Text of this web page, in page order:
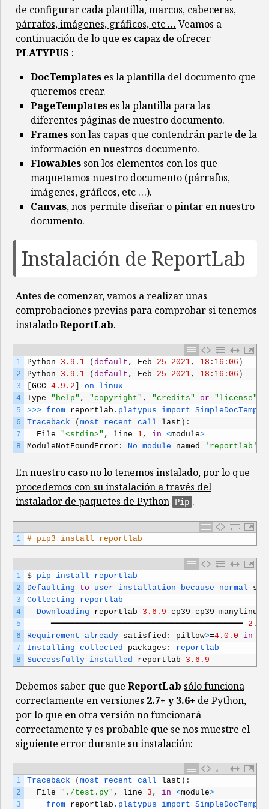
de configurar cada plantilla, marcos, cabeceras,
párrafos, imágenes, gráficos, etc … Veamos a
continuación de lo que es capaz de ofrecer
PLATYPUS :
DocTemplates es la plantilla del documento que
queremos crear.
PageTemplates es la plantilla para las
diferentes páginas de nuestro documento.
Frames son las capas que contendrán parte de la
información en nuestros documento.
Flowables son los elementos con los que
maquetamos nuestro documento (párrafos,
imágenes, gráficos, etc …).
Canvas, nos permite diseñar o pintar en nuestro
documento.
Instalación de ReportLab
Antes de comenzar, vamos a realizar unas
comprobaciones previas para comprobar si tenemos
instaladoReportLab.
1
2
3
4
5
6
7
8
Python 3.9.1 (default , Feb 25 2021, 18 : 16 : 06 )
Python
3.9.1 (default , Feb 25 2021, 18 : 16 : 06 )
[GCC 4.9.2] on linux
Type
"help" , "copyright" , "credits" or "license"
>>> from reportlab . platypus import
Traceback
(most recent call last ) :
File
"<stdin>" , line 1, in <module>
ModuleNotFoundError : No module named 'reportlab'
En nuestro caso no lo tenemos instalado, por lo que
procedemos con su instalación a través del
instalador de paquetes de Python
Pip .
1 # pip3 install reportlab
1
2
3
4
5
6
7
8
$ pip install reportlab
Defaulting to user installation because normal
Collecting reportlab
Downloading reportlab - 3.6.9 -cp39 -cp39 -
━━━━━━━━━━━━━━━━━━━━━━━━━━━━━━━━━━━━━━━━ 2.8
Requirement already satisfied : pillow>=4.0.0 in
Installing collected packages :
reportlab
Successfully installed reportlab - 3.6.9
Debemos saber que que ReportLab sólo funciona
correctamente en versiones 2.7+ y 3.6+ de Python,
por lo que en otra versión no funcionará
correctamente y es probable que se nos muestre el
siguiente error durante su instalación:
1
2
3
Traceback ( most recent call last ) :
File
"./test.py" , line 3 , in <module>
from reportlab . platypus import